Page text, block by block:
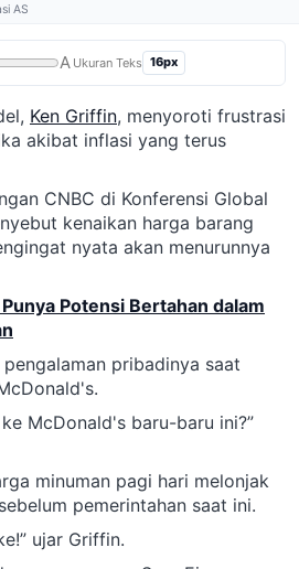
AS
A Ukuran Teks 16px
Ken Griffin, menyoroti frustrasi
akibat inflasi yang terus
CNBC di Konferensi Global
kenaikan harga barang
nyata akan menurunnya
Potensi Bertahan dalam
pribadinya saat
McDonald's baru-baru ini?”
minuman pagi hari melonjak
pemerintahan saat ini.
ujar Griffin.